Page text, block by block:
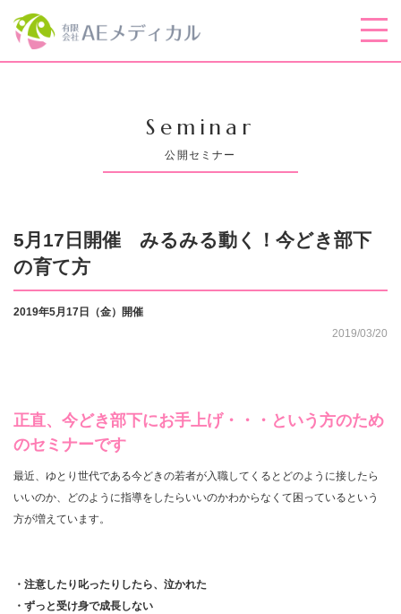
Seminar
公開セミナー
5月17日開催 みるみる動く！今どき部下
の育て方
2019年5月17日（金）開催
2019/03/20
正直、今どき部下にお手上げ・・・という方のため
のセミナーです
最近、ゆとり世代である今どきの若者が入職してくるとどのように接したら
いいのか、どのように指導をしたらいいのかわからなくて困っているという
方が増えています。
・注意したり叱ったりしたら、泣かれた
・ずっと受け身で成長しない